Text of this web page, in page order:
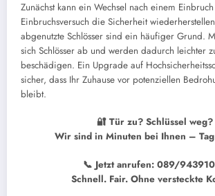
Zunächst kann ein Wechsel nach einem
Einbruchsversuch die Sicherheit
abgenutzte Schlösser sind ein häufiger Grund.
sich Schlösser ab und werden dadurch leichter
beschädigen. Ein Upgrade auf
sicher, dass Ihr Zuhause vor potenziellen
bleibt.
🔐 Tür zu? Schlüssel weg?
Wir sind in Minuten bei Ihnen –
📞 Jetzt anrufen: 089/
Schnell. Fair. Ohne versteckte